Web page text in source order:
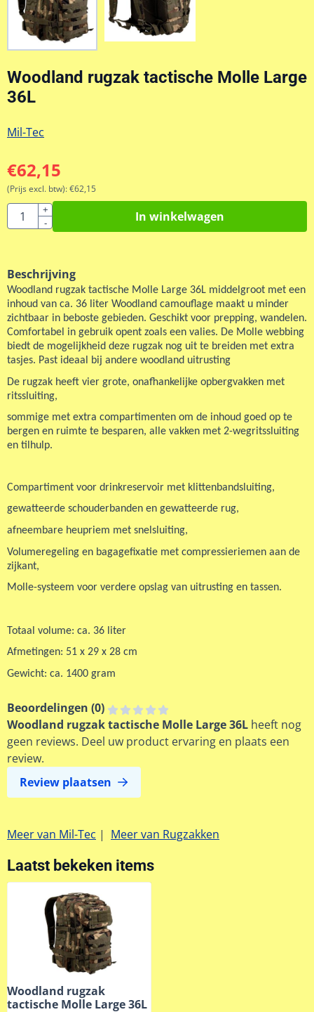
Woodland rugzak tactische Molle Large
36L
Mil-Tec
€62,15
(Prijs excl. btw):€62,15
Aantal
+
-
In winkelwagen
Beschrijving
Woodland rugzak tactische Molle Large 36L middelgroot met een
inhoud van ca. 36 liter Woodland camouflage maakt u minder
zichtbaar in beboste gebieden. Geschikt voor prepping, wandelen.
Comfortabel in gebruik opent zoals een valies. De Molle webbing
biedt de mogelijkheid deze rugzak nog uit te breiden met extra
tasjes. Past ideaal bij andere woodland uitrusting
De rugzak heeft vier grote, onafhankelijke opbergvakken met
ritssluiting,
sommige met extra compartimenten om de inhoud goed op te
bergen en ruimte te besparen, alle vakken met 2-wegritssluiting
en tilhulp.
Compartiment voor drinkreservoir met klittenbandsluiting,
gewatteerde schouderbanden en gewatteerde rug,
afneembare heupriem met snelsluiting,
Volumeregeling en bagagefixatie met compressieriemen aan de
zijkant,
Molle-systeem voor verdere opslag van uitrusting en tassen.
Totaal volume: ca. 36 liter
Afmetingen: 51 x 29 x 28 cm
Gewicht: ca. 1400 gram
Beoordelingen (0)
Woodland rugzak tactische Molle Large 36L heeft nog
geen reviews. Deel uw product ervaring en plaats een
review.
Review plaatsen
Meer van Mil-Tec | Meer van Rugzakken
Laatst bekeken items
Woodland rugzak
tactische Molle Large 36L